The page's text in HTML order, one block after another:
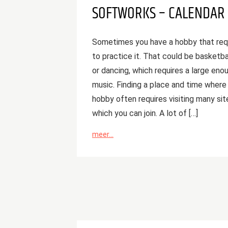
SOFTWORKS –
Sometimes you have a hobby that
to practice it. That could be
or dancing, which requires a large
music. Finding a place and time
hobby often requires visiting many
which you can join. A lot of […]
meer...